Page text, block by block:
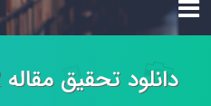
دانلود تحقیق مقاله CPFR